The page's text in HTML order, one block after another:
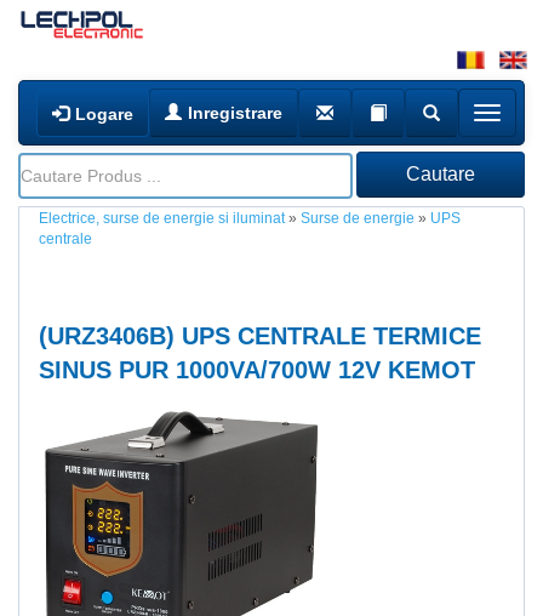
Logare Inregistrare
Electrice, surse de energie si iluminat » Surse de energie » UPS
centrale
(URZ3406B) UPS CENTRALE TERMICE
SINUS PUR 1000VA/700W 12V KEMOT